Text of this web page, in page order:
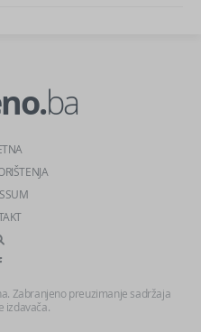
ba
Zabranjeno preuzimanje sadržaja
izdavača.